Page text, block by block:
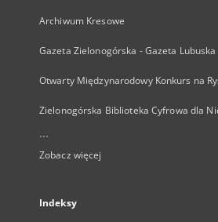
Archiwum Kresowe
Gazeta Zielonogórska - Gazeta Lubuska
Otwarty Międzynarodowy Konkurs na
Zielonogórska Biblioteka Cyfrowa dla
...
Zobacz więcej
Indeksy